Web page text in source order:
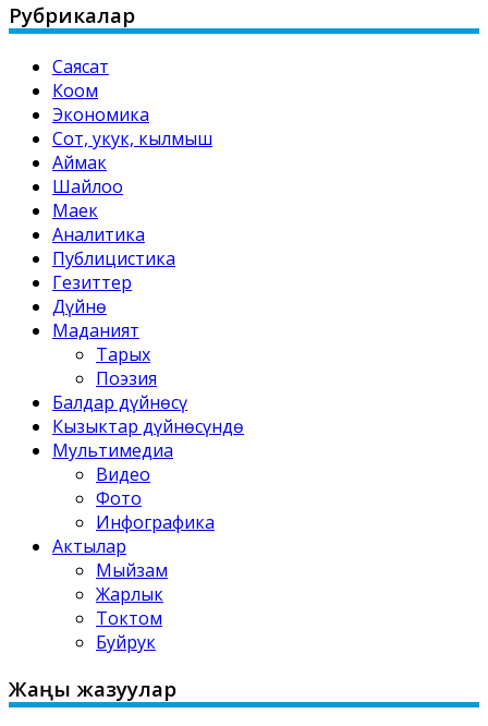
Рубрикалар
Саясат
Коом
Экономика
Сот, укук, кылмыш
Аймак
Шайлоо
Маек
Аналитика
Публицистика
Гезиттер
Дүйнө
Маданият
Тарых
Поэзия
Балдар дүйнөсү
Кызыктар дүйнөсүндө
Мультимедиа
Видео
Фото
Инфографика
Актылар
Мыйзам
Жарлык
Токтом
Буйрук
Жаңы жазуулар